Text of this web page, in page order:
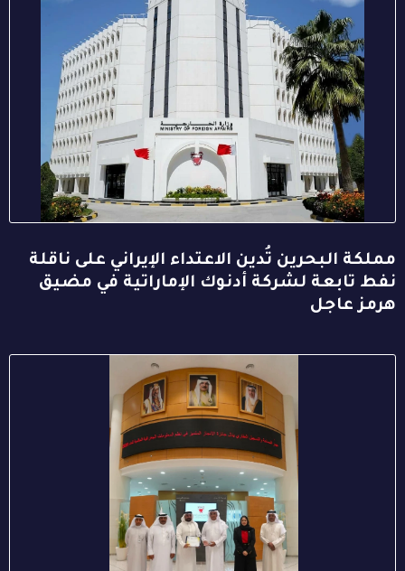
مملكة البحرين تُدين الاعتداء الإيراني على ناقلة
نفط تابعة لشركة أدنوك الإماراتية في مضيق
هرمز عاجل